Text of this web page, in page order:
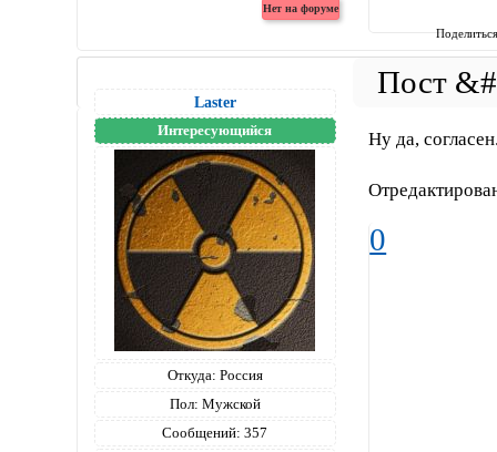
Laster
Интересующийся
Откуда: Россия
Пол: Мужской
Сообщений: 357
Ну да,
0